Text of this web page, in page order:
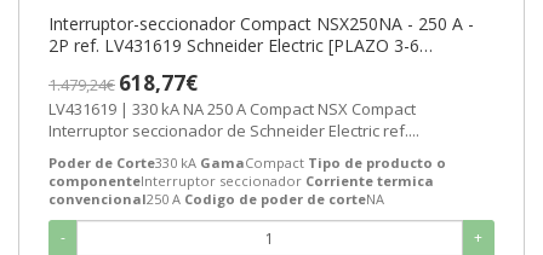
Interruptor-seccionador Compact NSX250NA - 250 A -
2P ref. LV431619 Schneider Electric [PLAZO 3-6
1.479,24€ 618,77€
LV431619 | 330 kA NA 250 A Compact NSX Compact
Interruptor seccionador de Schneider Electric ref....
Poder de Corte330 kA GamaCompact Tipo de producto o
componenteInterruptor seccionador Corriente termica
convencional250 A Codigo de poder de corteNA
- +